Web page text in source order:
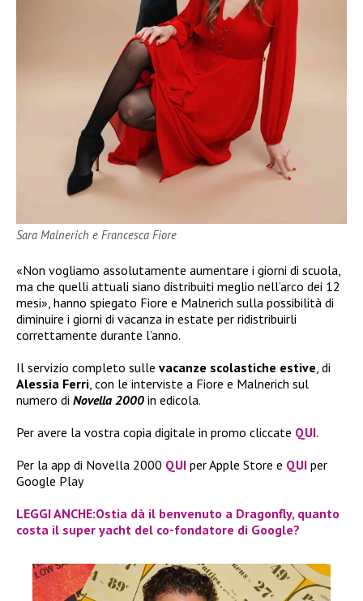
Sara Malnerich e Francesca Fiore
«Non vogliamo assolutamente aumentare i giorni di scuola,
ma che quelli attuali siano distribuiti meglio nell’arco dei 12
mesi», hanno spiegato Fiore e Malnerich sulla possibilità di
diminuire i giorni di vacanza in estate per ridistribuirli
correttamente durante l’anno.
Il servizio completo sulle vacanze scolastiche estive, di
Alessia Ferri, con le interviste a Fiore e Malnerich sul
numero di Novella 2000 in edicola.
Per avere la vostra copia digitale in promo cliccate QUI.
Per la app di Novella 2000 QUI per Apple Store e QUI per
Google Play
LEGGI ANCHE:Ostia dà il benvenuto a Dragonfly, quanto
costa il super yacht del co-fondatore di Google?